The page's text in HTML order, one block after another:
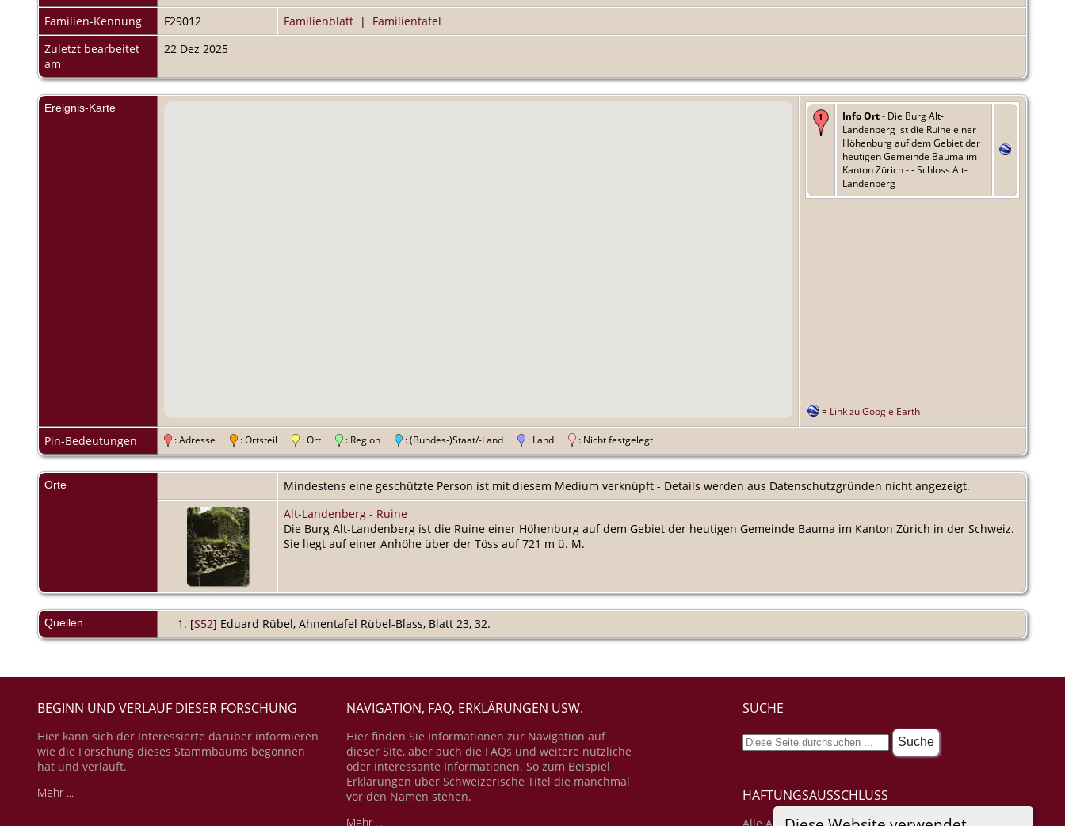
Familien-Kennung
F29012 Familienblatt | Familientafel
Zuletzt bearbeitet
am
22 Dez 2025
Ereignis-Karte
Info Ort- Die Burg Alt-
Landenberg ist die Ruine einer
Höhenburg auf dem Gebiet der
heutigen Gemeinde Bauma im
Kanton Zürich - - Schloss Alt-
Landenberg
= Link zu Google Earth
Pin-Bedeutungen : Adresse : Ortsteil : Ort : Region : (Bundes-)Staat/-Land : Land : Nicht festgelegt
Orte
Mindestens eine geschützte Person ist mit diesem Medium verknüpft - Details werden aus Datenschutzgründen nicht angezeigt.
Alt-Landenberg - Ruine
Die Burg Alt-Landenberg ist die Ruine einer Höhenburg auf dem Gebiet der heutigen Gemeinde Bauma im Kanton Zürich in der Schweiz.
Sie liegt auf einer Anhöhe über der Töss auf 721 m ü. M.
Quellen [S52] Eduard Rübel, Ahnentafel Rübel-Blass, Blatt 23, 32.
BEGINN UND VERLAUF DIESER FORSCHUNG
Hier kann sich der Interessierte darüber informieren
wie die Forschung dieses Stammbaums begonnen
hat und verläuft.
Mehr ...
NAVIGATION, FAQ, ERKLÄRUNGEN USW.
Hier finden Sie Informationen zur Navigation auf
dieser Site, aber auch die FAQs und weitere nützliche
oder interessante Informationen. So zum Beispiel
Erklärungen über Schweizerische Titel die manchmal
vor den Namen stehen.
Mehr ...
SUCHE
HAFTUNGSAUSSCHLUSS
Alle Angaben erfolgen ohne Gewähr für